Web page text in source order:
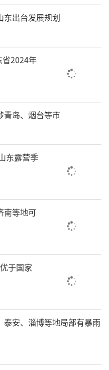
东出台发展规划
2024年
青岛、烟台等市
东露营季
南等地可
于国家
安、淄博等地局部有暴雨